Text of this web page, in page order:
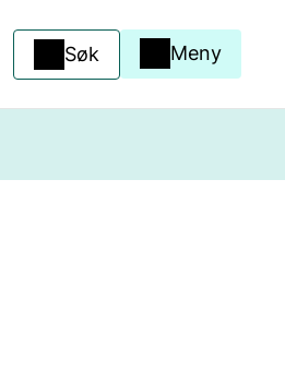
Søk Meny